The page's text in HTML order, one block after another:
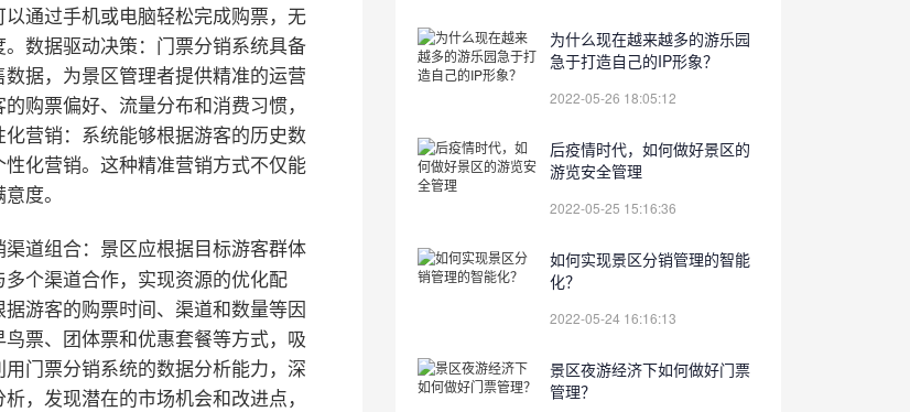
通过手机或电脑轻松完成购票，无
数据驱动决策：门票分销系统具备
据，为景区管理者提供精准的运营
购票偏好、流量分布和消费习惯，
化营销：系统能够根据游客的历史数
化营销。这种精准营销方式不仅能
度。
渠道组合：景区应根据目标游客群体
个渠道合作，实现资源的优化配
游客的购票时间、渠道和数量等因
票、团体票和优惠套餐等方式，吸
门票分销系统的数据分析能力，深
，发现潜在的市场机会和改进点，
为什么现在越来越多的游乐园
急于打造自己的IP形象？
2022-05-26 18:05:12
后疫情时代，如何做好景区的
游览安全管理
2022-05-25 15:16:36
如何实现景区分销管理的智能
化？
2022-05-24 16:16:13
景区夜游经济下如何做好门票
管理？